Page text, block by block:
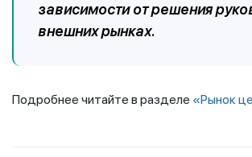
зависимости от решения
внешних рынках.
Подробнее читайте в разделе «Рынок